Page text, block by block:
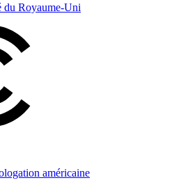
du Royaume-Uni
américaine